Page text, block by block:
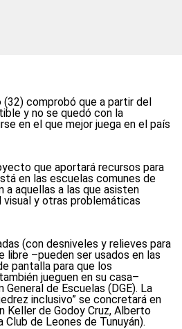
comprobó que a partir del
y no se quedó con la
en el que mejor juega en el país
que aportará recursos para
en las escuelas comunes de
a aquellas a las que asisten
y otras problemáticas
(con desniveles y relieves para
–pueden ser usados en las
pantalla para que los
jueguen en su casa–
de Escuelas (DGE). La
inclusivo” se concretará en
Keller de Godoy Cruz, Alberto
Club de Leones de Tunuyán).